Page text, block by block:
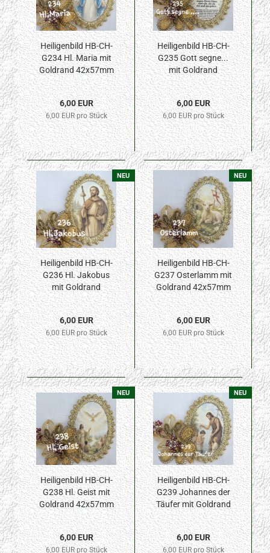
Heiligenbild HB-CH-
G234 Hl. Maria mit
Goldrand 42x57mm
6,00 EUR
6,00 EUR pro Stück
Heiligenbild HB-CH-
G235 Gott segne...
mit Goldrand
42x57mm
6,00 EUR
6,00 EUR pro Stück
NEU
Heiligenbild HB-CH-
G236 Hl. Jakobus
mit Goldrand
42x57mm
6,00 EUR
6,00 EUR pro Stück
NEU
Heiligenbild HB-CH-
G237 Osterlamm mit
Goldrand 42x57mm
6,00 EUR
6,00 EUR pro Stück
NEU
Heiligenbild HB-CH-
G238 Hl. Geist mit
Goldrand 42x57mm
6,00 EUR
6,00 EUR pro Stück
NEU
Heiligenbild HB-CH-
G239 Johannes der
Täufer mit Goldrand
42x57mm
6,00 EUR
6,00 EUR pro Stück